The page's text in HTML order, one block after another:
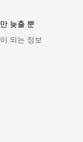
늦출 뿐
되는 정보